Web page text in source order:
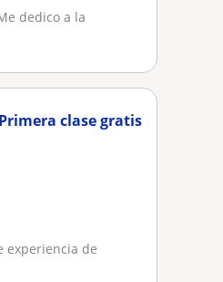
dedico a la
Primera clase gratis
experiencia de